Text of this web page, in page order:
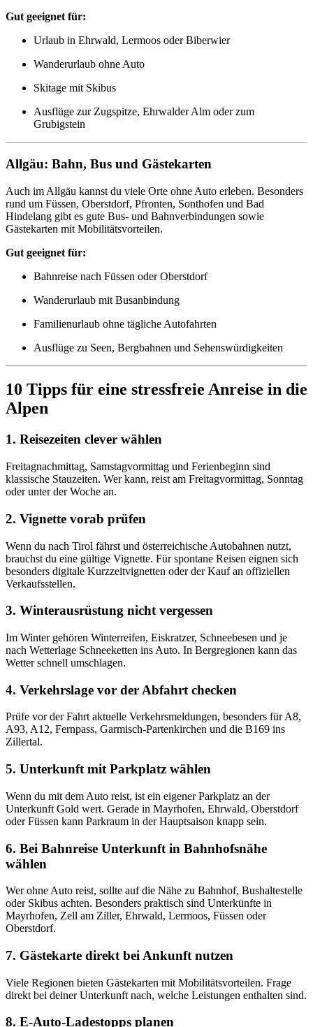
Gut geeignet für:
Urlaub in Ehrwald, Lermoos oder Biberwier
Wanderurlaub ohne Auto
Skitage mit Skibus
Ausflüge zur Zugspitze, Ehrwalder Alm oder zum
Grubigstein
Allgäu: Bahn, Bus und Gästekarten
Auch im Allgäu kannst du viele Orte ohne Auto erleben. Besonders
rund um Füssen, Oberstdorf, Pfronten, Sonthofen und Bad
Hindelang gibt es gute Bus- und Bahnverbindungen sowie
Gästekarten mit Mobilitätsvorteilen.
Gut geeignet für:
Bahnreise nach Füssen oder Oberstdorf
Wanderurlaub mit Busanbindung
Familienurlaub ohne tägliche Autofahrten
Ausflüge zu Seen, Bergbahnen und Sehenswürdigkeiten
10 Tipps für eine stressfreie Anreise in die
Alpen
1. Reisezeiten clever wählen
Freitagnachmittag, Samstagvormittag und Ferienbeginn sind
klassische Stauzeiten. Wer kann, reist am Freitagvormittag, Sonntag
oder unter der Woche an.
2. Vignette vorab prüfen
Wenn du nach Tirol fährst und österreichische Autobahnen nutzt,
brauchst du eine gültige Vignette. Für spontane Reisen eignen sich
besonders digitale Kurzzeitvignetten oder der Kauf an offiziellen
Verkaufsstellen.
3. Winterausrüstung nicht vergessen
Im Winter gehören Winterreifen, Eiskratzer, Schneebesen und je
nach Wetterlage Schneeketten ins Auto. In Bergregionen kann das
Wetter schnell umschlagen.
4. Verkehrslage vor der Abfahrt checken
Prüfe vor der Fahrt aktuelle Verkehrsmeldungen, besonders für A8,
A93, A12, Fernpass, Garmisch-Partenkirchen und die B169 ins
Zillertal.
5. Unterkunft mit Parkplatz wählen
Wenn du mit dem Auto reist, ist ein eigener Parkplatz an der
Unterkunft Gold wert. Gerade in Mayrhofen, Ehrwald, Oberstdorf
oder Füssen kann Parkraum in der Hauptsaison knapp sein.
6. Bei Bahnreise Unterkunft in Bahnhofsnähe
wählen
Wer ohne Auto reist, sollte auf die Nähe zu Bahnhof, Bushaltestelle
oder Skibus achten. Besonders praktisch sind Unterkünfte in
Mayrhofen, Zell am Ziller, Ehrwald, Lermoos, Füssen oder
Oberstdorf.
7. Gästekarte direkt bei Ankunft nutzen
Viele Regionen bieten Gästekarten mit Mobilitätsvorteilen. Frage
direkt bei deiner Unterkunft nach, welche Leistungen enthalten sind.
8. E-Auto-Ladestopps planen